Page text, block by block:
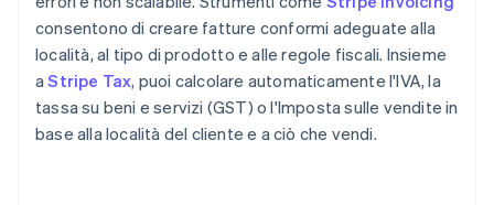
consentono di creare fatture conformi adeguate alla
località, al tipo di prodotto e alle regole fiscali. Insieme
aStripe Tax, puoi calcolare automaticamente l'IVA, la
tassa su beni e servizi (GST) o l'Imposta sulle vendite in
base alla località del cliente e a ciò che vendi.